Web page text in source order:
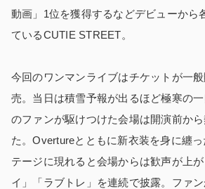
動画」1位を獲得するなどデビューから
ているCUTIE STREET。
今回のワンマンライブはチケットが一
売。当日は積雪予報が出るほど極寒の
のファンが駆けつけた会場は開演前か
た。Overtureとともに新衣装を身に纏
テージに現れると会場からは歓声が上
イ」「ラブトレ」を連続で披露。ファ